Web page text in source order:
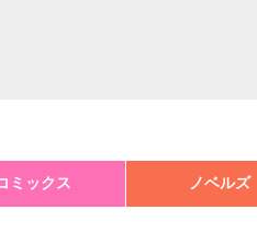
ミックス ノベルズ